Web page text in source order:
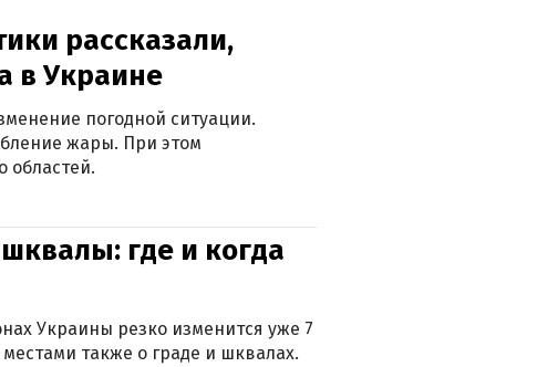
рассказали,
в Украине
погодной ситуации.
жары. При этом
областей.
где и когда
Украины резко изменится уже 7
также о граде и шквалах.